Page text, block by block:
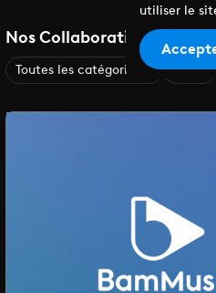
Nos Collaborations
Toutes les catégories A-Z
utiliser le